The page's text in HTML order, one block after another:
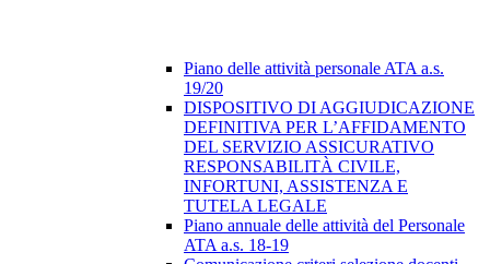
Piano delle attività personale ATA a.s.
19/20
DISPOSITIVO DI AGGIUDICAZIONE
DEFINITIVA PER L’AFFIDAMENTO
DEL SERVIZIO ASSICURATIVO
RESPONSABILITÀ CIVILE,
INFORTUNI, ASSISTENZA E
TUTELA LEGALE
Piano annuale delle attività del Personale
ATA a.s. 18-19